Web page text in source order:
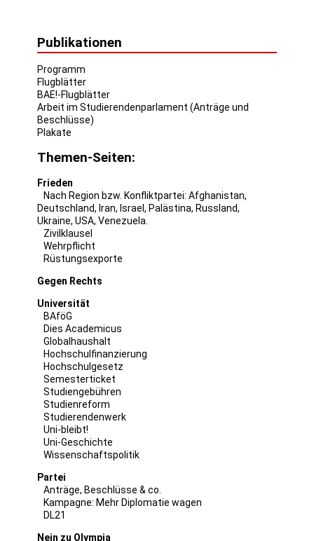
Publikationen
Programm
Flugblätter
BAE!-Flugblätter
Arbeit im Studierendenparlament (Anträge und
Beschlüsse)
Plakate
Themen-Seiten:
Frieden
Nach Region bzw. Konfliktpartei: Afghanistan,
Deutschland, Iran, Israel , Palästina, Russland,
Ukraine, USA, Venezuela
Zivilklausel
Wehrpflicht
Rüstungsexporte
Gegen Rechts
Universität
BAföG
Dies Academicus
Globalhaushalt
Hochschulfinanzierung
Hochschulgesetz
Semesterticket
Studiengebühren
Studienreform
Studierendenwerk
Uni-bleibt!
Uni-Geschichte
Wissenschaftspolitik
Partei
Anträge, Beschlüsse & co.
Kampagne: Mehr Diplomatie wagen
DL21
Nein zu Olympia